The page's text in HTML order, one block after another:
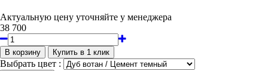
Актуальную цену уточняйте у менеджера
38 700
Выбрать цвет :